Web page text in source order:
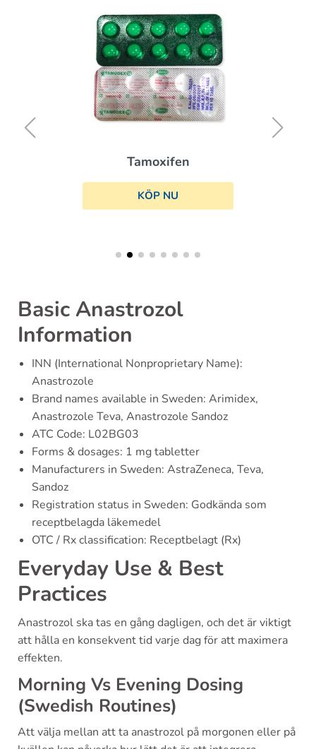
Tamoxifen
KÖP NU
Basic Anastrozol
Information
INN (International Nonproprietary Name):
Anastrozole
Brand names available in Sweden: Arimidex,
Anastrozole Teva, Anastrozole Sandoz
ATC Code: L02BG03
Forms & dosages: 1 mg tabletter
Manufacturers in Sweden: AstraZeneca, Teva,
Sandoz
Registration status in Sweden: Godkända som
receptbelagda läkemedel
OTC / Rx classification: Receptbelagt (Rx)
Everyday Use & Best
Practices
Anastrozol ska tas en gång dagligen, och det är viktigt
att hålla en konsekvent tid varje dag för att maximera
effekten.
Morning Vs Evening Dosing
(Swedish Routines)
Att välja mellan att ta anastrozol på morgonen eller på